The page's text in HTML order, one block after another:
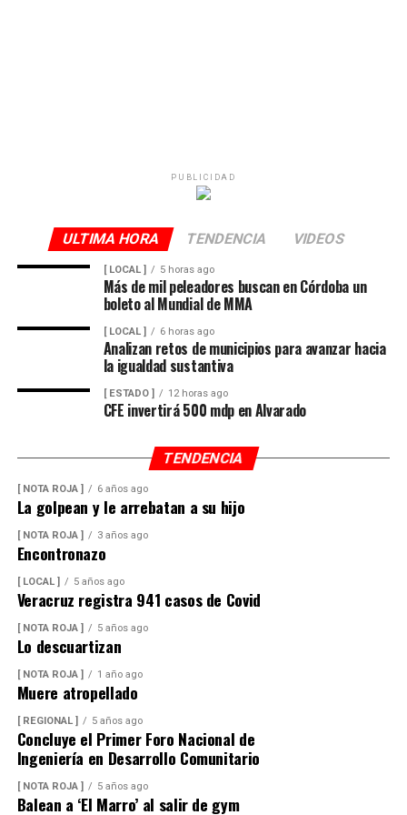
PUBLICIDAD
ULTIMA HORA TENDENCIA VIDEOS
[ LOCAL ] 5 horas ago
Más de mil peleadores buscan en Córdoba un
boleto al Mundial de MMA
[ LOCAL ] 6 horas ago
Analizan retos de municipios para avanzar hacia
la igualdad sustantiva
[ ESTADO ] 12 horas ago
CFE invertirá 500 mdp en Alvarado
TENDENCIA
[ NOTA ROJA ] 6 años ago
La golpean y le arrebatan a su hijo
[ NOTA ROJA ] 3 años ago
Encontronazo
[ LOCAL ] 5 años ago
Veracruz registra 941 casos de Covid
[ NOTA ROJA ] 5 años ago
Lo descuartizan
[ NOTA ROJA ] 1 año ago
Muere atropellado
[ REGIONAL ] 5 años ago
Concluye el Primer Foro Nacional de
Ingeniería en Desarrollo Comunitario
[ NOTA ROJA ] 5 años ago
Balean a ‘El Marro’ al salir de gym